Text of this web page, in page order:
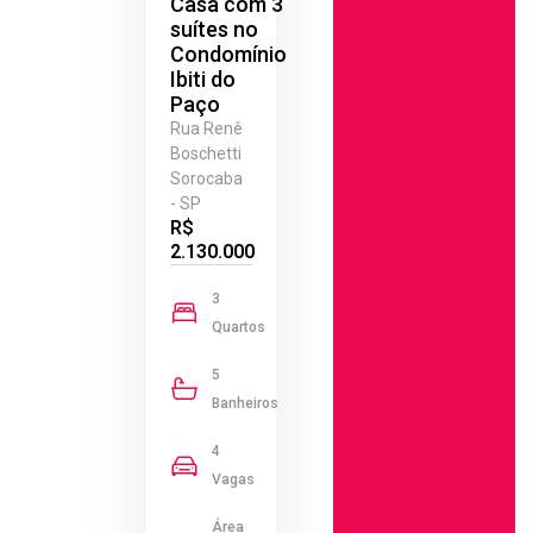
suítes no
Condomínio
Ibiti do
Paço
Rua Renê
Boschetti
Sorocaba
- SP
R$
2.130.000
3
Quartos
5
Banheiros
4
Vagas
Área